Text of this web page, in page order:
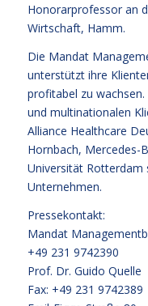
Honorarprofessor an
Wirtschaft, Hamm.
Die Mandat
unterstützt ihre
profitabel zu
und multinationalen
Alliance Healthcare
Hornbach, Mercedes-
Universität Rotterdam
Unternehmen.
Pressekontakt:
Mandat
+49 231 9742390
Prof. Dr.
Fax: +49 231 9742389